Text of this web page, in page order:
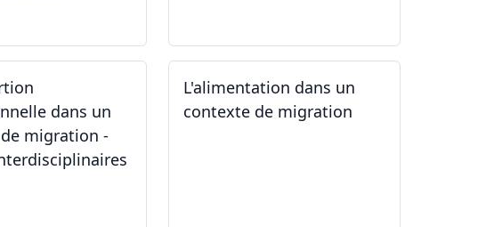
dans un
migration -
L'alimentation dans un
contexte de migration